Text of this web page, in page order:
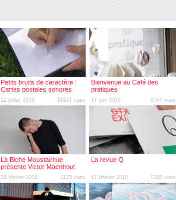
Petits bruits de caractère :
Cartes postales sonores
12 juillet 2016 16951 vues
Bienvenue au Café des
pratiques
17 juin 2016 1587 vues
La Biche Moustachue
présente Victor Maenhout
28 février 2016 1175 vues
La revue Q
17 février 2016 1285 vues